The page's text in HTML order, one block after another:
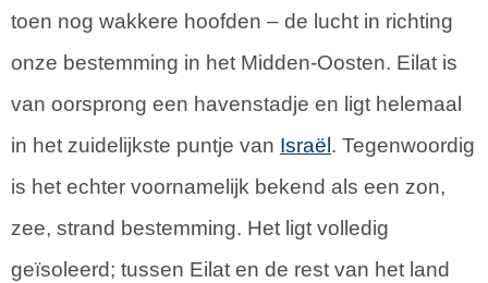
toen nog wakkere hoofden – de lucht in richting
onze bestemming in het Midden-Oosten. Eilat is
van oorsprong een havenstadje en ligt helemaal
in het zuidelijkste puntje van Israël. Tegenwoordig
is het echter voornamelijk bekend als een zon,
zee, strand bestemming. Het ligt volledig
geïsoleerd; tussen Eilat en de rest van het land